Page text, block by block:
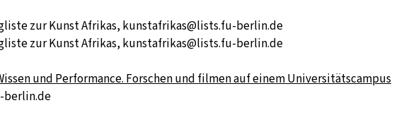
zur Kunst Afrikas, kunstafrikas@lists.fu-berlin.de
zur Kunst Afrikas, kunstafrikas@lists.fu-berlin.de
und Performance. Forschen und filmen auf einem Universitätscampus
berlin.de